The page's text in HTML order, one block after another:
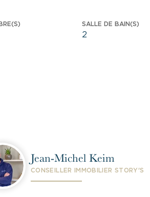
SALLE DE BAIN(S)
2
Jean-Michel Keim
CONSEILLER IMMOBILIER STORY'S